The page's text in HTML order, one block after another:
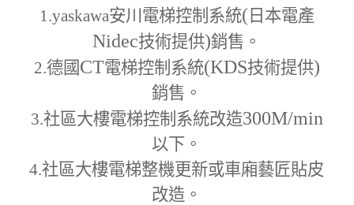
1.yaskawa安川電梯控制系統( 日本電產
Nidec技術提供)銷售。
2.德國 CT電梯控制系統(KDS技術提供)
銷售。
3.社區大樓電梯控制系統改造300M/min
以下。
4.社區大樓電梯整機更新或車廂藝匠貼皮
改造。